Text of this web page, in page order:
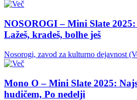
NOSOROGI – Mini Slate
Lažeš, kradeš, bolhe ješ
Nosorogi, zavod za kulturno dejavnost
Mono O – Mini Slate 2025:
hudičem, Po nedelji